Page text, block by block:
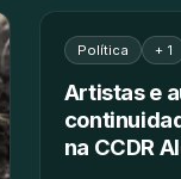
Política + 1
Artistas e
na CCDR